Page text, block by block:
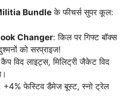
Bundle के फीचर्स सुपर कूल:
Changer: किल पर गिफ्ट बॉक्स
को सरप्राइज!
कैप विद लाइट्स, मिलिट्री जैकेट विद
+4% फेस्टिव डैमेज बूस्ट, स्नो ट्रेल